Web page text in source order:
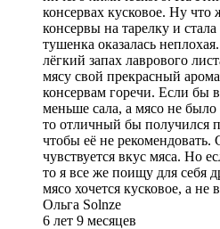
консервах кусковое. Ну
консервы на тарелку и
тушенка оказалась
лёгкий запах лаврового
мясу свой прекрасный
консервам горечи. Если бы
меньше сала, а мясо не
то отличный бы получился
чтобы её не
чувствуется вкус мяса. Но
то я все же поищу для себя
мясо хочется кусковое, а
Ольга Solnze
6 лет 9 месяцев